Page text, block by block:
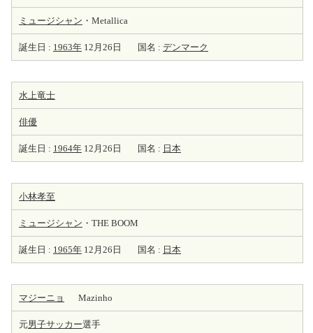
ミュージシャン ・Metallica
誕生日 : 1963年 12月26日 国名 : デンマーク
水上竜士
俳優
誕生日 : 1964年 12月26日 国名 : 日本
小林孝至
ミュージシャン ・THE BOOM
誕生日 : 1965年 12月26日 国名 : 日本
マジーニョ Mazinho
元男子サッカー選手